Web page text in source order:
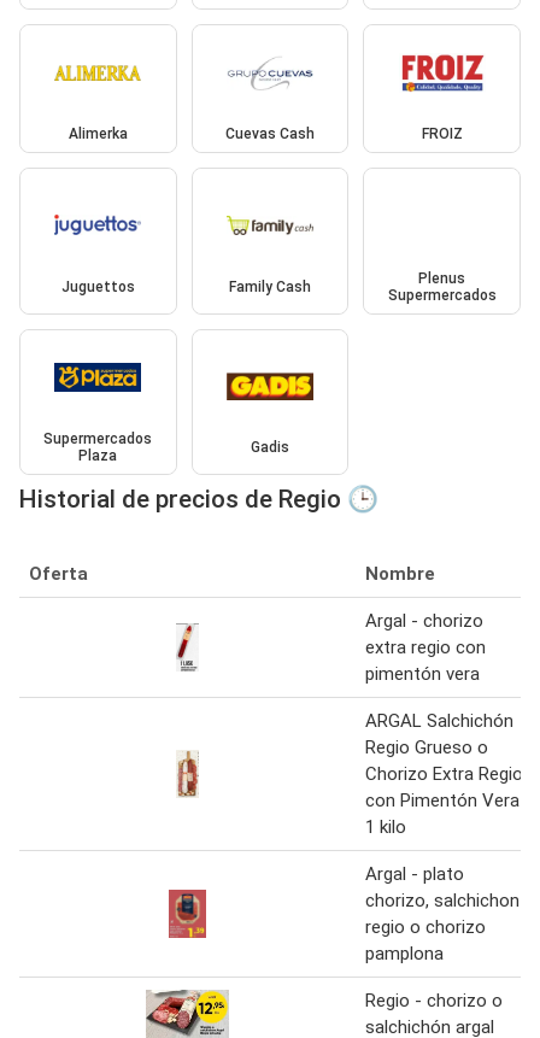
Alimerka Cuevas Cash FROIZ
Juguettos Family Cash
Plenus
Supermercados
Supermercados
Plaza
Gadis
Historial de precios de Regio 🕒
Oferta Nombre
Argal - chorizo
extra regio con
pimentón vera
ARGAL Salchichón
Regio Grueso o
Chorizo Extra Regio
con Pimentón Vera
1 kilo
Argal - plato
chorizo, salchichon
regio o chorizo
pamplona
Regio - chorizo o
salchichón argal